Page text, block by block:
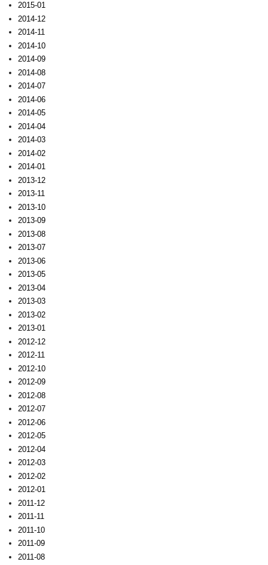
2015-01
2014-12
2014-11
2014-10
2014-09
2014-08
2014-07
2014-06
2014-05
2014-04
2014-03
2014-02
2014-01
2013-12
2013-11
2013-10
2013-09
2013-08
2013-07
2013-06
2013-05
2013-04
2013-03
2013-02
2013-01
2012-12
2012-11
2012-10
2012-09
2012-08
2012-07
2012-06
2012-05
2012-04
2012-03
2012-02
2012-01
2011-12
2011-11
2011-10
2011-09
2011-08